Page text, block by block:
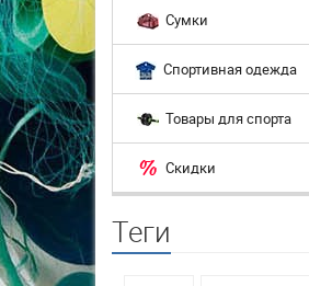
Сумки
Спортивная одежда
Товары для спорта
Скидки
Теги